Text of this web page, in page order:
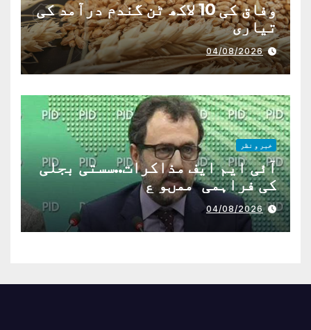
وفاق کی 10 لاکھ ٹن گندم درآمد کی
تیاری
04/08/2026
خبر و نظر
آئی ایم ایف مذاکرات..سستی بجلی
کی فراہمی ممںو ع
04/08/2026